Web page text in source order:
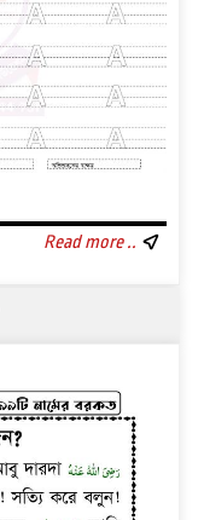
Read more ..